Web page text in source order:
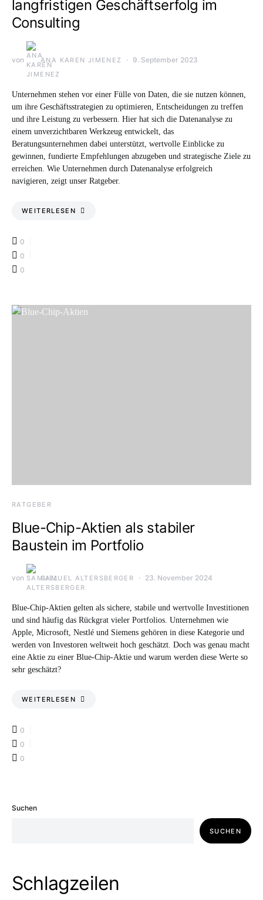
langfristigen Geschäftserfolg im
Consulting
von ANA KAREN JIMENEZ 9. September 2023
Unternehmen stehen vor einer Fülle von Daten, die sie nutzen können,
um ihre Geschäftsstrategien zu optimieren, Entscheidungen zu treffen
und ihre Leistung zu verbessern. Hier hat sich die Datenanalyse zu
einem unverzichtbaren Werkzeug entwickelt, das
Beratungsunternehmen dabei unterstützt, wertvolle Einblicke zu
gewinnen, fundierte Empfehlungen abzugeben und strategische Ziele zu
erreichen. Wie Unternehmen durch Datenanalyse erfolgreich
navigieren, zeigt unser Ratgeber.
WEITERLESEN
0
0
0
RATGEBER
Blue-Chip-Aktien als stabiler
Baustein im Portfolio
von SAMUEL ALTERSBERGER 23. November 2024
Blue-Chip-Aktien gelten als sichere, stabile und wertvolle Investitionen
und sind häufig das Rückgrat vieler Portfolios. Unternehmen wie
Apple, Microsoft, Nestlé und Siemens gehören in diese Kategorie und
werden von Investoren weltweit hoch geschätzt. Doch was genau macht
eine Aktie zu einer Blue-Chip-Aktie und warum werden diese Werte so
sehr geschätzt?
WEITERLESEN
0
0
0
Suchen
SUCHEN
Schlagzeilen